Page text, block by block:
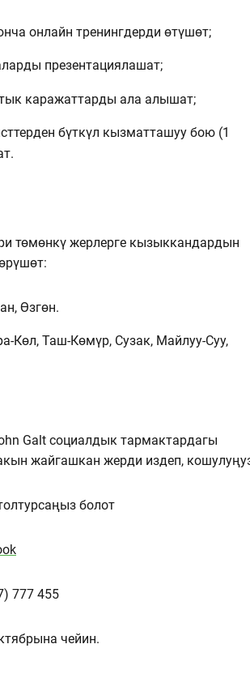
онлайн тренингдерди өтүшөт;
презентациялашат;
каражаттарды ала алышат;
бүткүл кызматташуу бою (1
төмөнкү жерлерге кызыккандардын
Өзгөн.
Көл, Таш-Көмүр, Сузак, Майлуу-Суу,
Galt социалдык тармактардагы
жайгашкан жерди издеп,
болот
777 455
чейин.